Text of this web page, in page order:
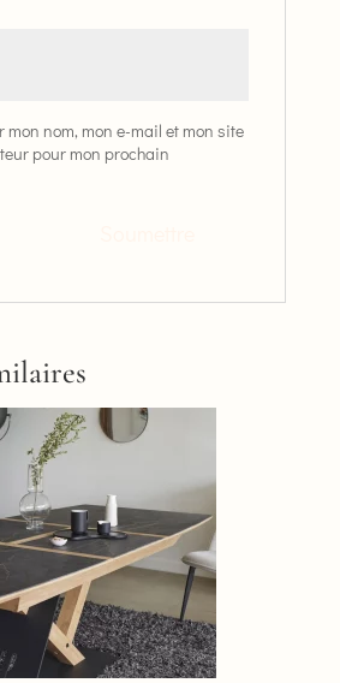
mon nom, mon e-mail et mon site
pour mon prochain